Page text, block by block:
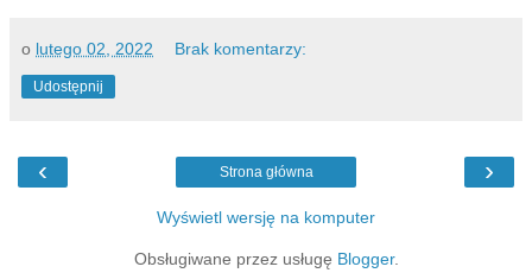
o lutego 02, 2022 Brak komentarzy:
Udostępnij
‹ ›
Strona główna
Wyświetl wersję na komputer
Obsługiwane przez usługę Blogger.